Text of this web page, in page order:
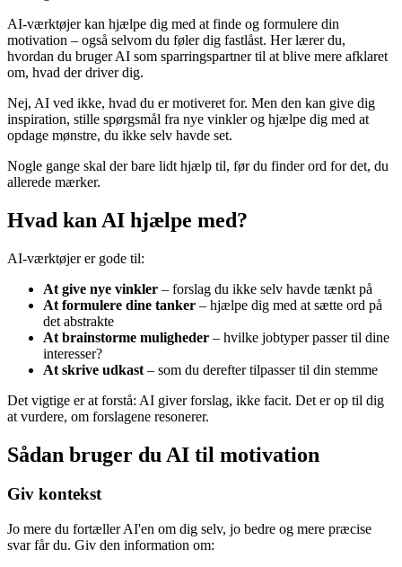
AI-værktøjer kan hjælpe dig med at finde og formulere din
motivation – også selvom du føler dig fastlåst. Her lærer du,
hvordan du bruger AI som sparringspartner til at blive mere afklaret
om, hvad der driver dig.
Nej, AI ved ikke, hvad du er motiveret for. Men den kan give dig
inspiration, stille spørgsmål fra nye vinkler og hjælpe dig med at
opdage mønstre, du ikke selv havde set.
Nogle gange skal der bare lidt hjælp til, før du finder ord for det, du
allerede mærker.
Hvad kan AI hjælpe med?
AI-værktøjer er gode til:
At give nye vinkler – forslag du ikke selv havde tænkt på
At formulere dine tanker – hjælpe dig med at sætte ord på
det abstrakte
At brainstorme muligheder – hvilke jobtyper passer til dine
interesser?
At skrive udkast – som du derefter tilpasser til din stemme
Det vigtige er at forstå: AI giver forslag, ikke facit. Det er op til dig
at vurdere, om forslagene resonerer.
Sådan bruger du AI til motivation
Giv kontekst
Jo mere du fortæller AI'en om dig selv, jo bedre og mere præcise
svar får du. Giv den information om: